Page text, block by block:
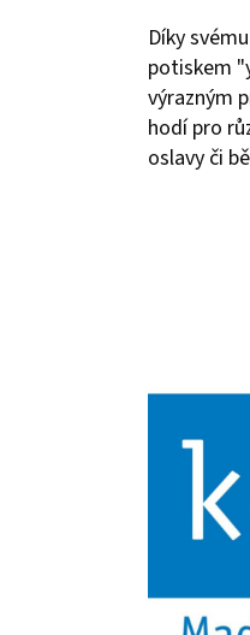
Díky svému
potiskem
výrazným
hodí pro
oslavy či